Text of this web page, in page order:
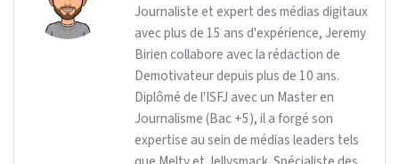
Journaliste et expert des médias digitaux
avec plus de 15 ans d'expérience, Jeremy
Birien collabore avec la rédaction de
Demotivateur depuis plus de 10 ans.
Diplômé de l'ISFJ avec un Master en
Journalisme (Bac +5), il a forgé son
expertise au sein de médias leaders tels